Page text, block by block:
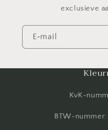
exclusieve
E‑mail
KvK-
BTW-nummer: